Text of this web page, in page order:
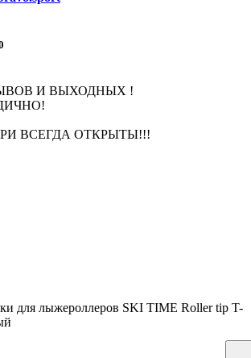
И ВЫХОДНЫХ !
ВСЕГДА ОТКРЫТЫ!!!
для лыжероллеров SKI TIME Roller tip T-